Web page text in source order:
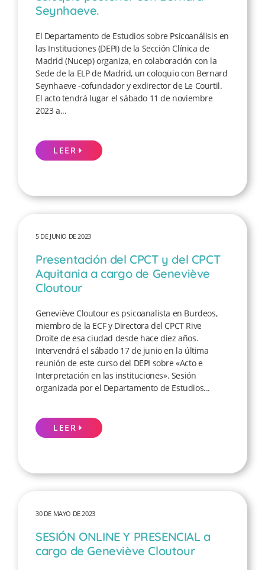
Seynhaeve.
El Departamento de Estudios sobre Psicoanálisis en
las Instituciones (DEPI) de la Sección Clínica de
Madrid (Nucep) organiza, en colaboración con la
Sede de la ELP de Madrid, un coloquio con Bernard
Seynhaeve -cofundador y exdirector de Le Courtil.
El acto tendrá lugar el sábado 11 de noviembre
2023 a...
LEER
5 DE JUNIO DE 2023
Presentación del CPCT y del CPCT
Aquitania a cargo de Geneviève
Cloutour
Geneviève Cloutour es psicoanalista en Burdeos,
miembro de la ECF y Directora del CPCT Rive
Droite de esa ciudad desde hace diez años.
Intervendrá el sábado 17 de junio en la última
reunión de este curso del DEPI sobre «Acto e
Interpretación en las instituciones». Sesión
organizada por el Departamento de Estudios...
LEER
30 DE MAYO DE 2023
SESIÓN ONLINE Y PRESENCIAL a
cargo de Geneviève Cloutour